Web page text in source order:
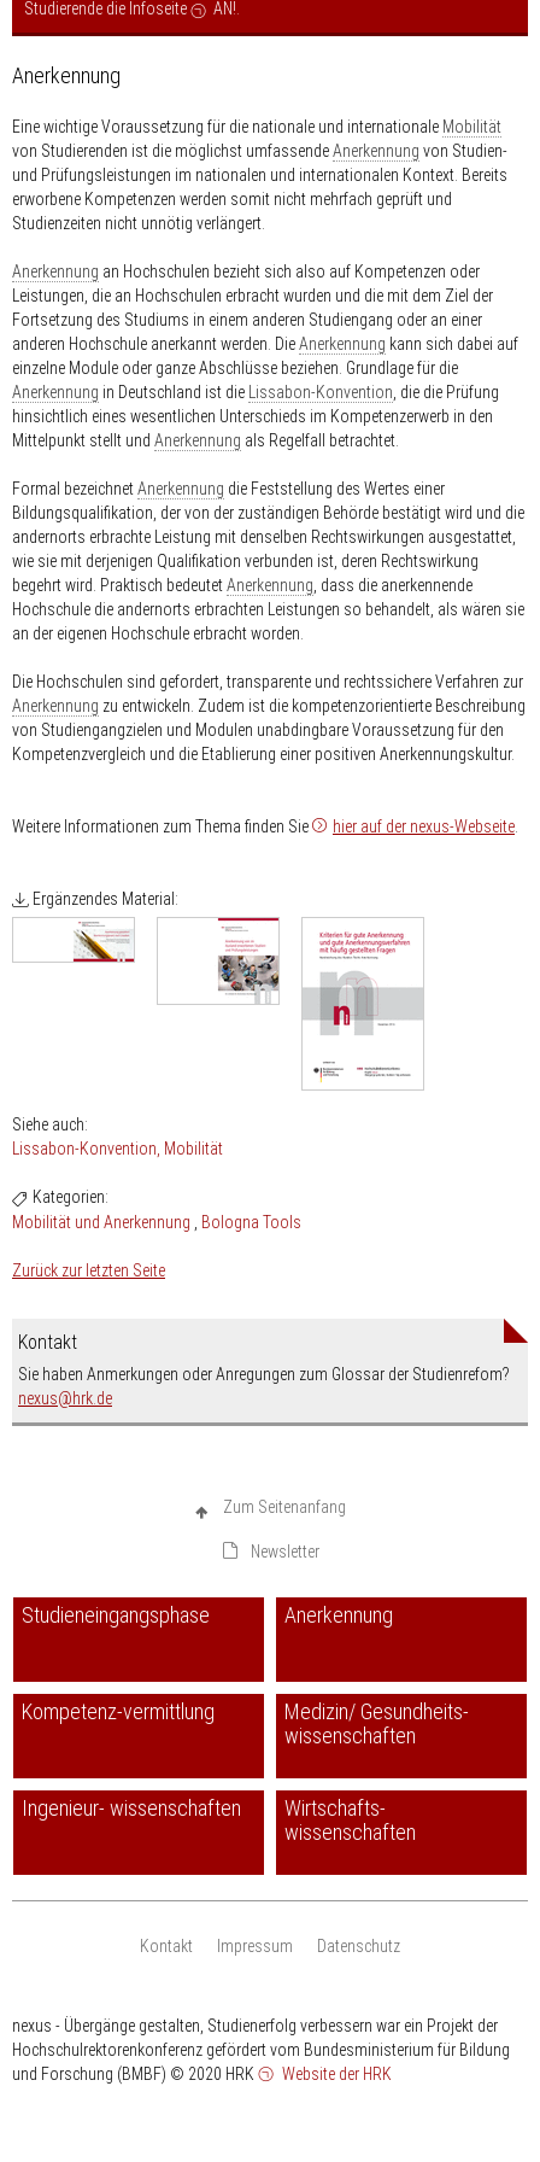
Studierende die Infoseite
AN!
Anerkennung
Eine wichtige Voraussetzung für die nationale und internationale Mobilität
von Studierenden ist die möglichst umfassendeAnerkennung von Studien-
und Prüfungsleistungen im nationalen und internationalen Kontext. Bereits
erworbene Kompetenzen werden somit nicht mehrfach geprüft und
Studienzeiten nicht unnötig verlängert.
Anerkennung an Hochschulen bezieht sich also auf Kompetenzen oder
Leistungen, die an Hochschulen erbracht wurden und die mit dem Ziel der
Fortsetzung des Studiums in einem anderen Studiengang oder an einer
anderen Hochschule anerkannt werden. DieAnerkennung kann sich dabei auf
einzelne Module oder ganze Abschlüsse beziehen. Grundlage für die
Anerkennung in Deutschland ist die Lissabon-Konvention , die die Prüfung
hinsichtlich eines wesentlichen Unterschieds im Kompetenzerwerb in den
Mittelpunkt stellt und Anerkennung als Regelfall betrachtet.
Formal bezeichnetAnerkennung die Feststellung des Wertes einer
Bildungsqualifikation, der von der zuständigen Behörde bestätigt wird und die
andernorts erbrachte Leistung mit denselben Rechtswirkungen ausgestattet,
wie sie mit derjenigen Qualifikation verbunden ist, deren Rechtswirkung
begehrt wird. Praktisch bedeutetAnerkennung , dass die anerkennende
Hochschule die andernorts erbrachten Leistungen so behandelt, als wären sie
an der eigenen Hochschule erbracht worden.
Die Hochschulen sind gefordert, transparente und rechtssichere Verfahren zur
Anerkennung zu entwickeln. Zudem ist die kompetenzorientierte Beschreibung
von Studiengangzielen und Modulen unabdingbare Voraussetzung für den
Kompetenzvergleich und die Etablierung einer positiven Anerkennungskultur.
Weitere Informationen zum Thema finden Sie hier auf der nexus-Webseite
Ergänzendes Material:
Siehe auch:
Lissabon-Konvention Mobilität
Kategorien:
Mobilität und Anerkennung
Bologna Tools
Zurück zur letzten Seite
Kontakt
Sie haben Anmerkungen oder Anregungen zum Glossar der Studienrefom?
nexus
nospam-
hrk.de
Zum Seitenanfang
Newsletter
Studieneingangsphase Anerkennung
Kompetenz-vermittlung
Medizin/ Gesundheits-
wissenschaften
Ingenieur- wissenschaften
Wirtschafts-
wissenschaften
Kontakt Impressum Datenschutz
nexus - Übergänge gestalten, Studienerfolg verbessern war ein Projekt der
Hochschulrektorenkonferenz gefördert vom Bundesministerium für Bildung
und Forschung (BMBF) © 2020 HRK Website der HRK